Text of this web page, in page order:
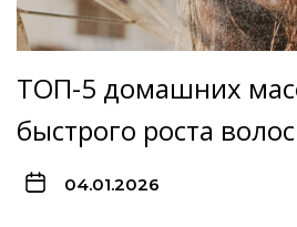
ТОП-5 домашних
быстрого роста волос
04.01.2026